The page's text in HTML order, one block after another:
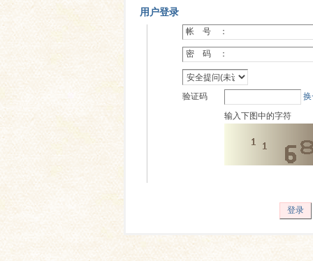
用户登录
帐 号 ：
密 码 ：
验证码
输入下图中的字符
登录